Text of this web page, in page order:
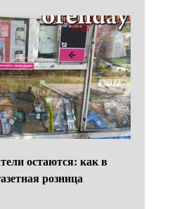
остаются: как в
розница